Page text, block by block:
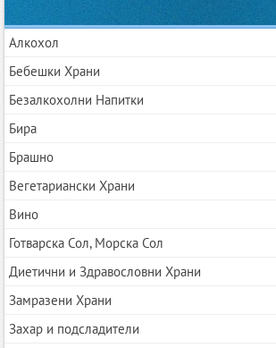
Алкохол
Бебешки Храни
Безалкохолни Напитки
Бира
Брашно
Вегетариански Храни
Вино
Готварска Сол, Морска Сол
Диетични и Здравословни Храни
Замразени Храни
Захар и подсладители